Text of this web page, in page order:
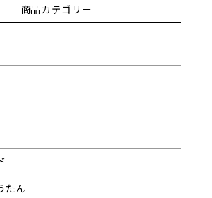
商品カテゴリー
たん